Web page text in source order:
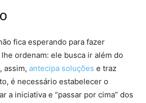
fica esperando para fazer
ordenam: ele busca ir além do
assim, antecipa soluções e traz
é necessário estabelecer o
a iniciativa e “passar por cima” dos